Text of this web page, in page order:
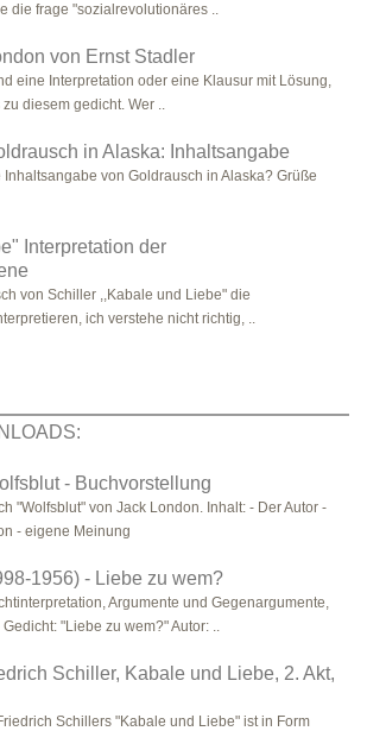
die frage "sozialrevolutionäres ..
von Ernst Stadler
eine Interpretation oder eine Klausur mit Lösung,
diesem gedicht. Wer ..
in Alaska: Inhaltsangabe
von Goldrausch in Alaska? Grüße
Interpretation der
von Schiller ,,Kabale und Liebe" die
ich verstehe nicht richtig, ..
- Buchvorstellung
"Wolfsblut" von Jack London. Inhalt: - Der Autor -
- eigene Meinung
1956) - Liebe zu wem?
Argumente und Gegenargumente,
"Liebe zu wem?" Autor: ..
Schiller, Kabale und Liebe, 2. Akt,
Schillers "Kabale und Liebe" ist in Form